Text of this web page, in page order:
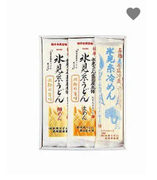
favorite